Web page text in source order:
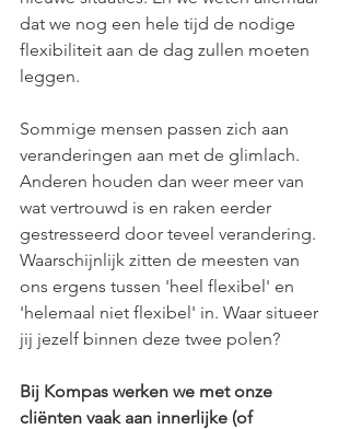
dat we nog een hele tijd de nodige
flexibiliteit aan de dag zullen moeten
leggen.
Sommige mensen passen zich aan
veranderingen aan met de glimlach.
Anderen houden dan weer meer van
wat vertrouwd is en raken eerder
gestresseerd door teveel verandering.
Waarschijnlijk zitten de meesten van
ons ergens tussen 'heel flexibel' en
'helemaal niet flexibel' in. Waar situeer
jij jezelf binnen deze twee polen?
Bij Kompas werken we met onze
cliënten vaak aan innerlijke (of